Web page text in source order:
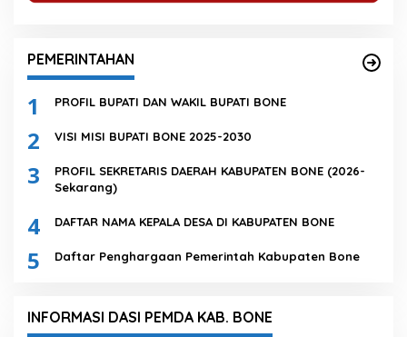
PEMERINTAHAN
1 PROFIL BUPATI DAN WAKIL BUPATI BONE
2 VISI MISI BUPATI BONE 2025-2030
3
PROFIL SEKRETARIS DAERAH KABUPATEN BONE (2026-
Sekarang)
4 DAFTAR NAMA KEPALA DESA DI KABUPATEN BONE
5 Daftar Penghargaan Pemerintah Kabupaten Bone
INFORMASI DASI PEMDA KAB. BONE